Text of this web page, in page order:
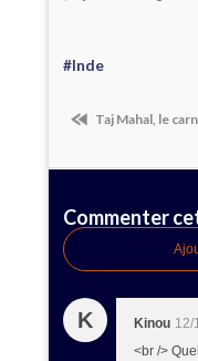
#Inde
Taj Mahal, le
Commenter
K Kinou 12/
<br />